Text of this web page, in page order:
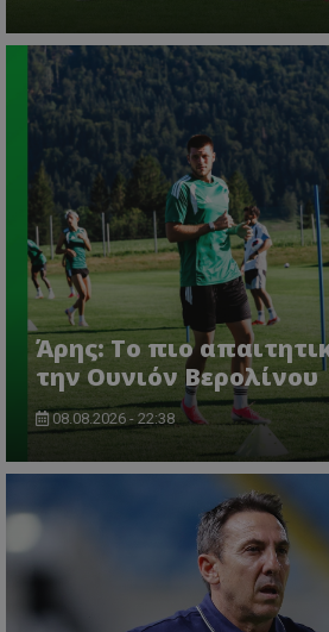
Άρης: Το πιο
την Ουνιόν Βερολίνου
08.08.2026 - 22:38